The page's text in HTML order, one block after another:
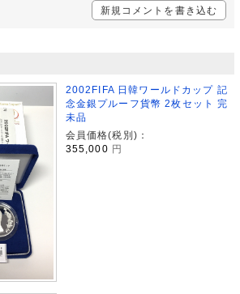
新規コメントを書き込む
2002FIFA 日韓ワールドカップ 記
念金銀プルーフ貨幣 2枚セット 完
未品
会員価格(税別)：
355,000 円